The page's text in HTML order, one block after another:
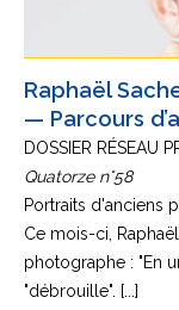
Raphaël
— Parcours
DOSSIER RÉSEAU
Quatorze n°58
Portraits d'anciens
Ce mois-ci,
photographe : "En
"débrouille". [...]